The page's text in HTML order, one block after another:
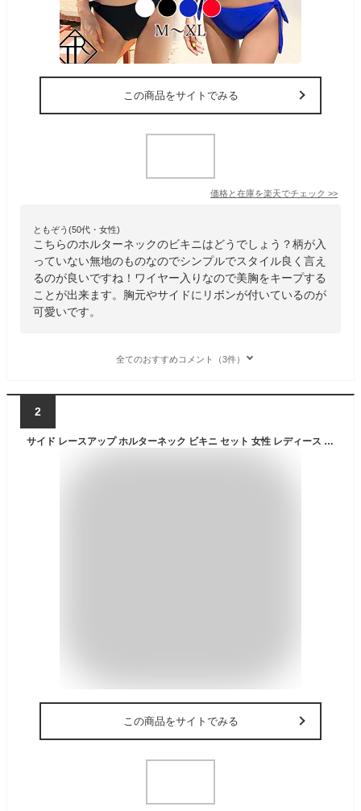
この商品をサイトでみる
価格と在庫を楽天でチェック >>
ともぞう(50代・女性)
こちらのホルターネックのビキニはどうでしょう？柄が入
っていない無地のものなのでシンプルでスタイル良く言え
るのが良いですね！ワイヤー入りなので美胸をキープする
ことが出来ます。胸元やサイドにリボンが付いているのが
可愛いです。
全てのおすすめコメント（3件）
2
サイド レースアップ ホルターネック ビキニ セット 女性 レディース 水着 スイムウエア セットアップ 夏 サマー 海 ビーチ 単色 無地 ヘルシー 可愛い プール リゾート 水遊び 大人 セクシー 肌見せ 編み上げ リボン キャミソール
この商品をサイトでみる